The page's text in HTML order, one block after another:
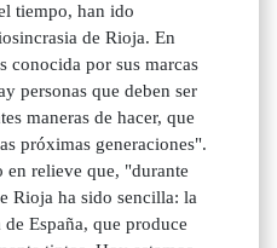
tiempo, han ido
de Rioja. En
conocida por sus marcas
personas que deben ser
maneras de hacer, que
próximas generaciones".
en relieve que, "durante
Rioja ha sido sencilla: la
España, que produce